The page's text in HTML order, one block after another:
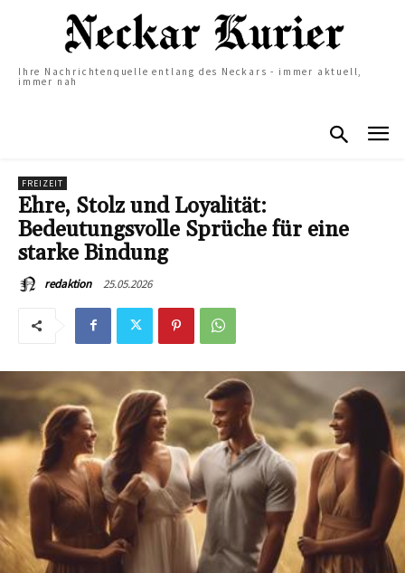
Ihre Nachrichtenquelle entlang des Neckars - immer aktuell,
immer nah
FREIZEIT
Ehre, Stolz und Loyalität:
Bedeutungsvolle Sprüche für eine
starke Bindung
redaktion 25.05.2026